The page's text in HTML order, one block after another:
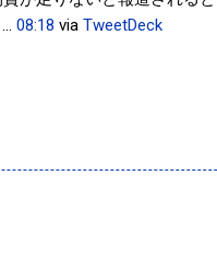
08:18 via TweetDeck